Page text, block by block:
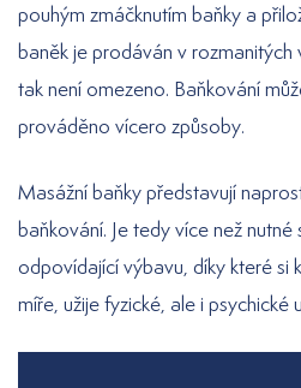
pouhým zmáčknutím baňky a
baněk je prodáván v rozmanitých
tak není omezeno. Baňkování
prováděno vícero způsoby.
Masážní baňky představují
baňkování. Je tedy více než nutné
odpovídající výbavu, díky které si
míře, užije fyzické, ale i psychické